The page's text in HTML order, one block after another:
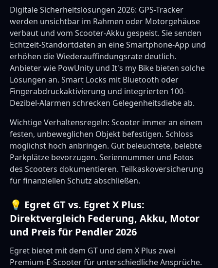
Digitale Sicherheitslösungen 2026: GPS-Tracker
werden unsichtbar im Rahmen oder Motorgehäuse
verbaut und vom Scooter-Akku gespeist. Sie senden
Echtzeit-Standortdaten an eine Smartphone-App und
erhöhen die Wiederauffindungsrate deutlich.
Anbieter wie PowUnity und It's my Bike bieten solche
Lösungen an. Smart Locks mit Bluetooth oder
Fingerabdruckaktivierung und integrierten 100-
Dezibel-Alarmen schrecken Gelegenheitsdiebe ab.
Wichtige Verhaltensregeln: Scooter immer an einem
festen, unbeweglichen Objekt befestigen. Schloss
möglichst hoch anbringen. Gut beleuchtete, belebte
Parkplätze bevorzugen. Seriennummer und Fotos
des Scooters dokumentieren. Teilkaskoversicherung
für finanziellen Schutz abschließen.
💡 Egret GT vs. Egret X Plus:
Direktvergleich Federung, Akku, Motor
und Preis für Pendler 2026
Egret bietet mit dem GT und dem X Plus zwei
Premium-E-Scooter für unterschiedliche Ansprüche.